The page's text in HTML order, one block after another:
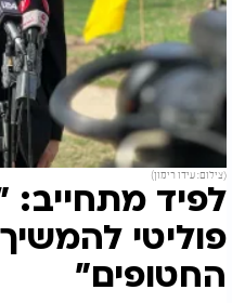
(צילום: עידו רימון)
לפיד מתחייב:
פוליטי
החטופים"